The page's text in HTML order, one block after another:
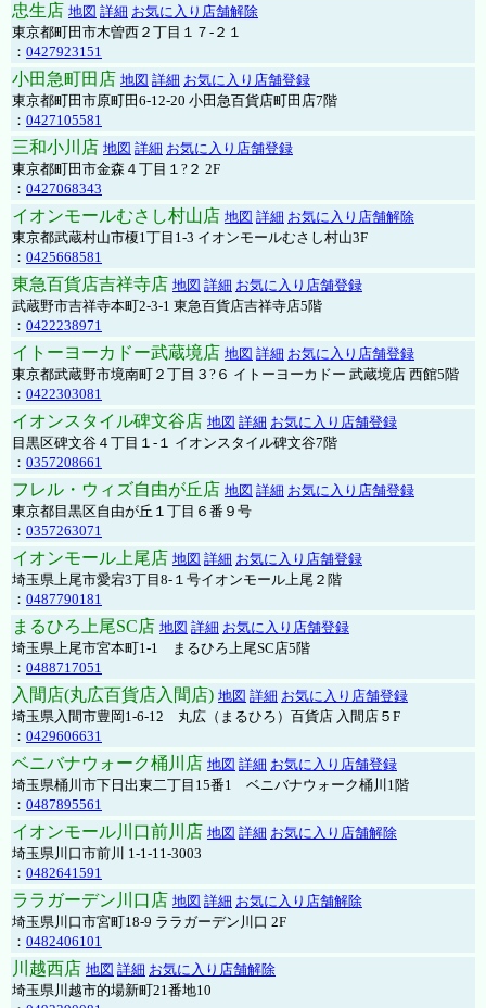
忠生店 地図 詳細 お気に入り店舗解除
東京都町田市木曽西２丁目１７-２１
： 0427923151
小田急町田店 地図 詳細 お気に入り店舗登録
東京都町田市原町田6-12-20 小田急百貨店町田店7階
： 0427105581
三和小川店 地図 詳細 お気に入り店舗登録
東京都町田市金森４丁目１?２ 2F
： 0427068343
イオンモールむさし村山店 地図 詳細 お気に入り店舗解除
東京都武蔵村山市榎1丁目1-3 イオンモールむさし村山3F
： 0425668581
東急百貨店吉祥寺店 地図 詳細 お気に入り店舗登録
武蔵野市吉祥寺本町2-3-1 東急百貨店吉祥寺店5階
： 0422238971
イトーヨーカドー武蔵境店 地図 詳細 お気に入り店舗登録
東京都武蔵野市境南町２丁目３?６ イトーヨーカドー 武蔵境店 西館5階
： 0422303081
イオンスタイル碑文谷店 地図 詳細 お気に入り店舗登録
目黒区碑文谷４丁目１-１ イオンスタイル碑文谷7階
： 0357208661
フレル・ウィズ自由が丘店 地図 詳細 お気に入り店舗登録
東京都目黒区自由が丘１丁目６番９号
： 0357263071
イオンモール上尾店 地図 詳細 お気に入り店舗登録
埼玉県上尾市愛宕3丁目8-１号イオンモール上尾２階
： 0487790181
まるひろ上尾SC店 地図 詳細 お気に入り店舗登録
埼玉県上尾市宮本町1-1 まるひろ上尾SC店5階
： 0488717051
入間店(丸広百貨店入間店) 地図 詳細 お気に入り店舗登録
埼玉県入間市豊岡1-6-12 丸広（まるひろ）百貨店 入間店５F
： 0429606631
ベニバナウォーク桶川店 地図 詳細 お気に入り店舗登録
埼玉県桶川市下日出東二丁目15番1 ベニバナウォーク桶川1階
： 0487895561
イオンモール川口前川店 地図 詳細 お気に入り店舗解除
埼玉県川口市前川 1-1-11-3003
： 0482641591
ララガーデン川口店 地図 詳細 お気に入り店舗解除
埼玉県川口市宮町18-9 ララガーデン川口 2F
： 0482406101
川越西店 地図 詳細 お気に入り店舗解除
埼玉県川越市的場新町21番地10